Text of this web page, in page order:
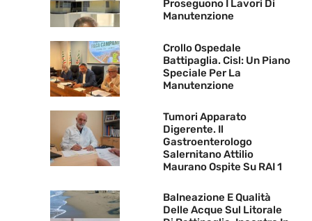
Proseguono I Lavori Di
Manutenzione
Crollo Ospedale
Battipaglia. Cisl: Un Piano
Speciale Per La
Manutenzione
Tumori Apparato
Digerente. Il
Gastroenterologo
Salernitano Attilio
Maurano Ospite Su RAI 1
Balneazione E Qualità
Delle Acque Sul Litorale